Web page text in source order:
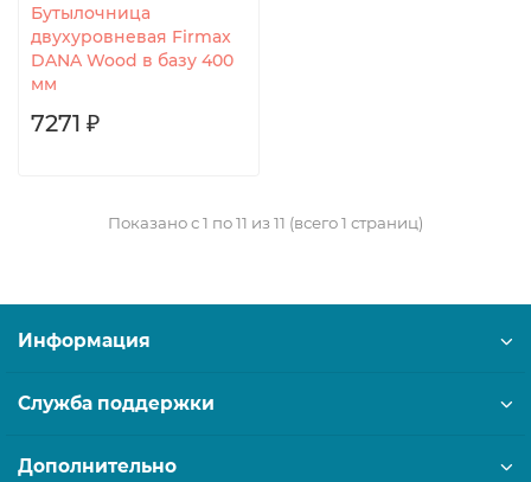
Бутылочница
двухуровневая Firmax
DANA Wood в базу 400
мм
7271 ₽
Показано с 1 по 11 из 11 (всего 1 страниц)
Информация
Служба поддержки
Дополнительно